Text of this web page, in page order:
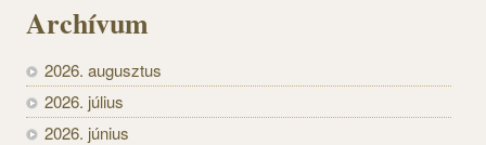
Archívum
2026. augusztus
2026. július
2026. június